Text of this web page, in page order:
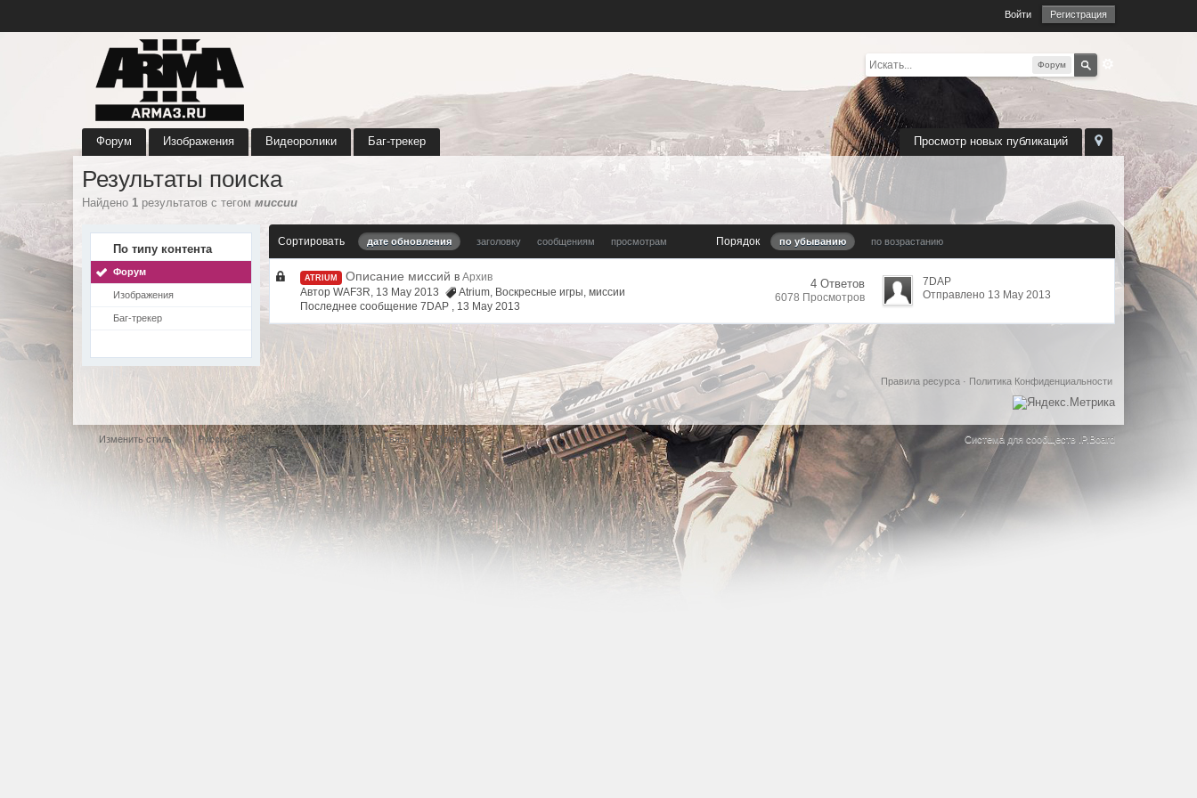
Войти Регистрация
Форум
Просмотр новых публикаций
Форум Изображения Видеоролики Баг-трекер
Результаты поиска
Найдено 1 результатов с тегом миссии
По типу контента
Форум
Изображения
Баг-трекер
Сортировать дате обновления заголовку сообщениям просмотрам Порядок по убыванию по возрастанию
ATRIUM Описание миссий в Архив
Автор WAF3R, 13 May 2013
Atrium Воскресные игры миссии
Последнее сообщение 7DAP , 13 May 2013
4 Ответов
6078 Просмотров
7DAP
Отправлено 13 May 2013
Политика Конфиденциальности
Правила ресурса ·
Изменить стиль Русский (RU) Feedback / Обратная связь Помощь Система для сообществ IP.Board